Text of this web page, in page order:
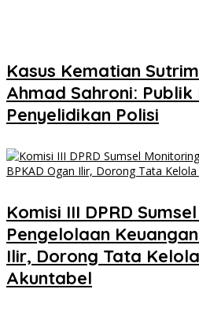
Kasus Kematian
Ahmad Sahroni: Publik
Penyelidikan Polisi
Komisi III DPRD
Pengelolaan
Ilir, Dorong Tata
Akuntabel